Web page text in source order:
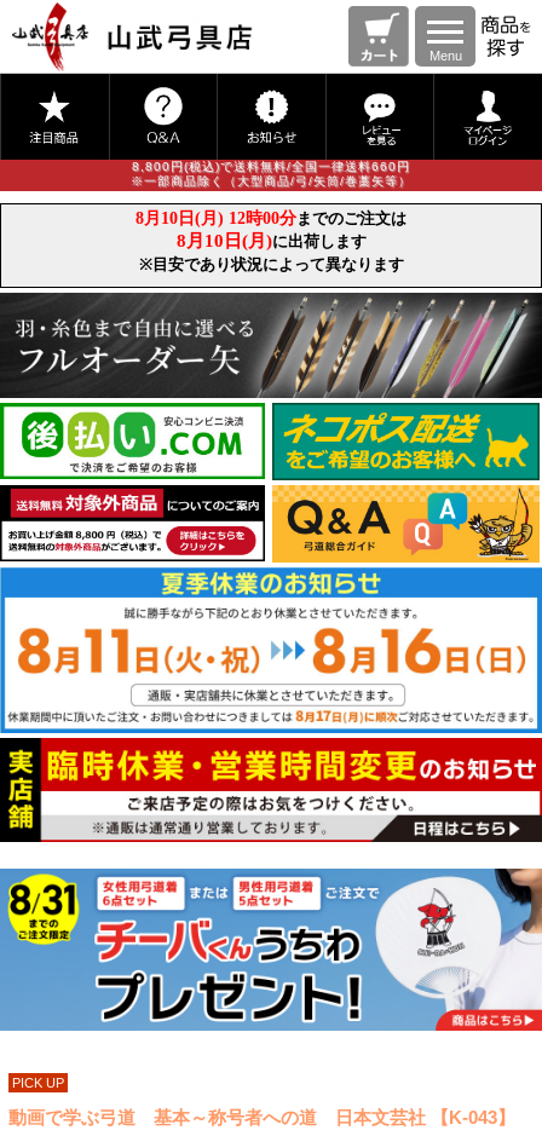
Menu
8,800円(税込)で送料無料/全国一律送料660円
※一部商品除く（大型商品/弓/矢筒/巻藁矢等）
PICK UP
動画で学ぶ弓道 基本～称号者への道 日本文芸社 【K-043】